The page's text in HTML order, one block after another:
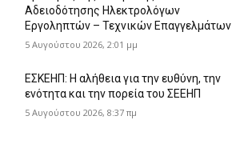
Αδειοδότησης Ηλεκτρολόγων
Εργοληπτών – Τεχνικών Επαγγελμάτων
5 Αυγούστου 2026, 2:01 μμ
ΕΣΚΕΗΠ: Η αλήθεια για την ευθύνη, την
ενότητα και την πορεία του ΣΕΕΗΠ
5 Αυγούστου 2026, 8:37 πμ